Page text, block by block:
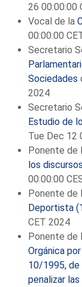
26 00:00:00
Vocal de la
00:00:00
Secretario
Sociedades
2024
Secretario
Estudio de
Tue Dec 12
Ponente de
los
00:00:00
Ponente de
Deportista
CET 2024
Ponente de
Orgánica
10/1995, de
penalizar